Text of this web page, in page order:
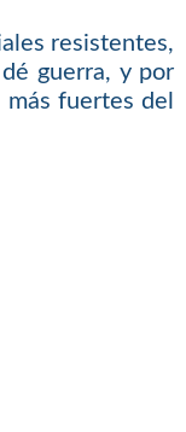
resistentes,
guerra, y por
fuertes del